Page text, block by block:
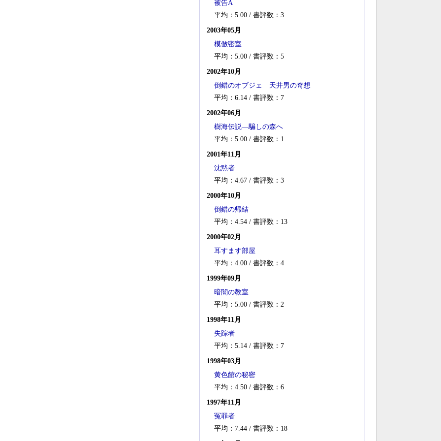
被告A
平均：5.00 / 書評数：3
2003年05月
模倣密室
平均：5.00 / 書評数：5
2002年10月
倒錯のオブジェ 天井男の奇想
平均：6.14 / 書評数：7
2002年06月
樹海伝説―騙しの森へ
平均：5.00 / 書評数：1
2001年11月
沈黙者
平均：4.67 / 書評数：3
2000年10月
倒錯の帰結
平均：4.54 / 書評数：13
2000年02月
耳すます部屋
平均：4.00 / 書評数：4
1999年09月
暗闇の教室
平均：5.00 / 書評数：2
1998年11月
失踪者
平均：5.14 / 書評数：7
1998年03月
黄色館の秘密
平均：4.50 / 書評数：6
1997年11月
冤罪者
平均：7.44 / 書評数：18